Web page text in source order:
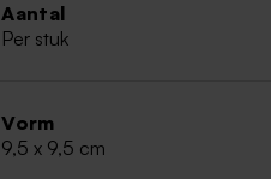
Aantal
Per stuk
Vorm
9,5 x 9,5 cm